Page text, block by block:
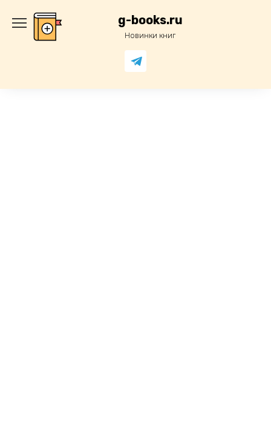
содержанию
g-books.ru
Новинки книг